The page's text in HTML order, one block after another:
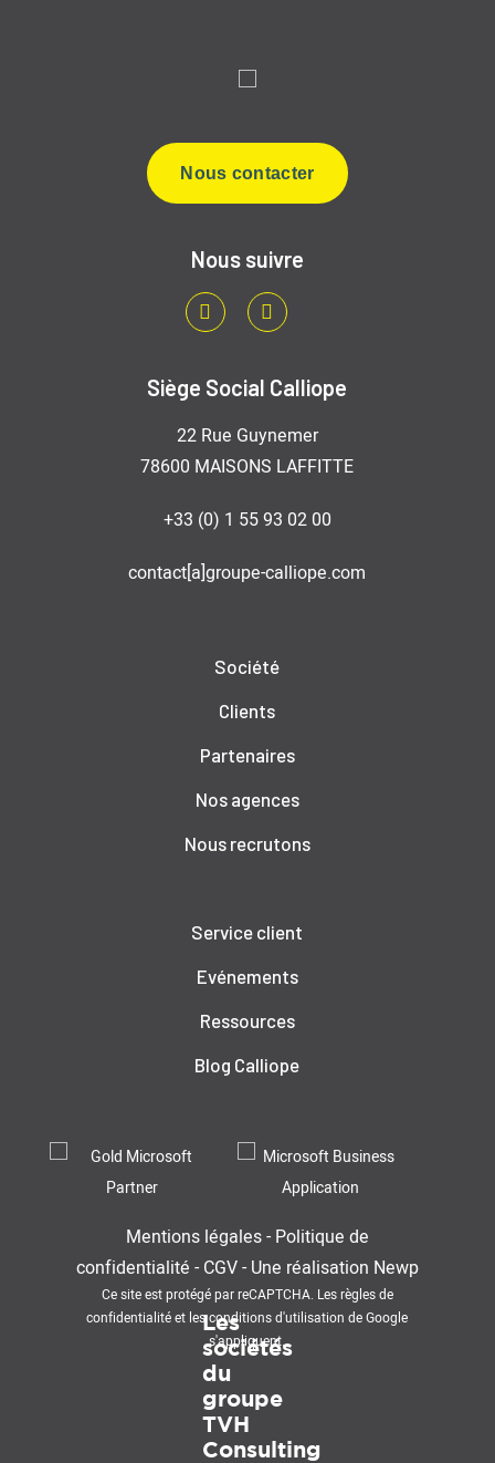
Nous contacter
Nous suivre
LinkedInYoutube
Siège Social Calliope
22 Rue Guynemer
78600 MAISONS LAFFITTE
+33 (0) 1 55 93 02 00
contact[a]groupe-calliope.com
Société
Clients
Partenaires
Nos agences
Nous recrutons
Service client
Evénements
Ressources
Blog Calliope
Mentions légales- Politique de
confidentialité - CGV-Une réalisation Newp
Ce site est protégé par reCAPTCHA. Lesrègles de
confidentialitéet lesconditions d'utilisation de Google
s'appliquent.
Les
sociétés
du
groupe
TVH
Consulting